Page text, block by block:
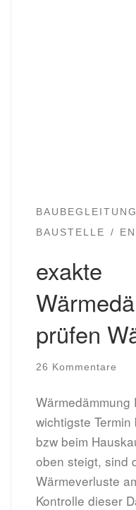
BAUBEGLEITUNG
BAUSTELLE
exakte
prüfen
26 Kommentare
wichtigste
bzw beim
oben steigt, sind
Wärmeverluste
Kontrolle dieser